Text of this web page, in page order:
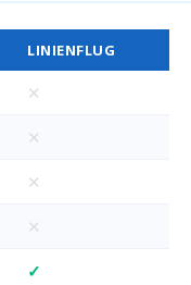
LINIENFLUG
✕
✕
✕
✕
✓